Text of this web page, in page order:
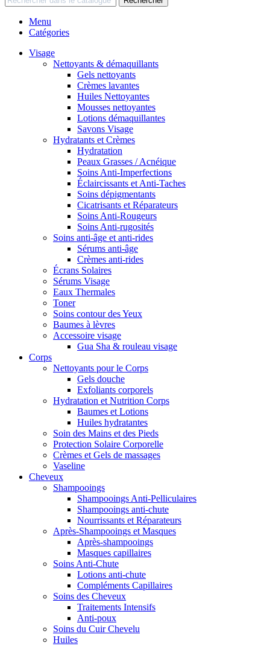
Menu
Catégories
Visage
Nettoyants & démaquillants
Gels nettoyants
Crèmes lavantes
Huiles Nettoyantes
Mousses nettoyantes
Lotions démaquillantes
Savons Visage
Hydratants et Crèmes
Hydratation
Peaux Grasses / Acnéique
Soins Anti-Imperfections
Éclaircissants et Anti-Taches
Soins dépigmentants
Cicatrisants et Réparateurs
Soins Anti-Rougeurs
Soins Anti-rugosités
Soins anti-âge et anti-rides
Sérums anti-âge
Crèmes anti-rides
Écrans Solaires
Sérums Visage
Eaux Thermales
Toner
Soins contour des Yeux
Baumes à lèvres
Accessoire visage
Gua Sha & rouleau visage
Corps
Nettoyants pour le Corps
Gels douche
Exfoliants corporels
Hydratation et Nutrition Corps
Baumes et Lotions
Huiles hydratantes
Soin des Mains et des Pieds
Protection Solaire Corporelle
Crèmes et Gels de massages
Vaseline
Cheveux
Shampooings
Shampooings Anti-Pelliculaires
Shampooings anti-chute
Nourrissants et Réparateurs
Après-Shampooings et Masques
Après-shampooings
Masques capillaires
Soins Anti-Chute
Lotions anti-chute
Compléments Capillaires
Soins des Cheveux
Traitements Intensifs
Anti-poux
Soins du Cuir Chevelu
Huiles